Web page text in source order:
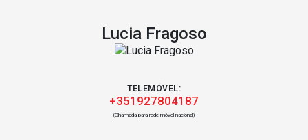
Lucia Fragoso
TELEMÓVEL:
+351927804187
(Chamada para rede móvel nacional)